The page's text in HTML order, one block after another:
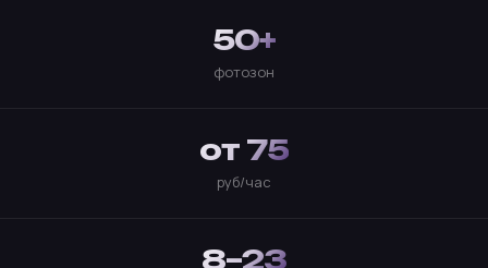
50+
фотозон
от 75
руб/час
8–23